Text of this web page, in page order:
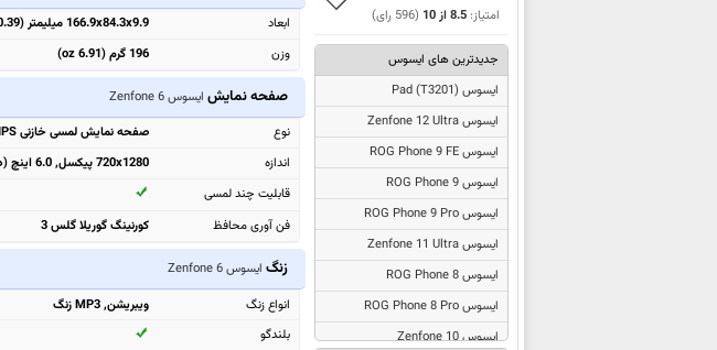
امتیاز:8.5از10
(
596 رای)
جدیدترین های ایسوس
ایسوس Pad (T3201)
ایسوس Zenfone 12 Ultra
ایسوس ROG Phone 9 FE
ایسوس ROG Phone 9
ایسوس ROG Phone 9 Pro
ایسوس Zenfone 11 Ultra
ایسوس ROG Phone 8
ایسوس ROG Phone 8 Pro
ایسوس Zenfone 10
ابعاد
166.9x84.3x9.9 میلیمتر (6.57x3.32x0.39 اینچ)
وزن
196 گرم (6.91 oz)
صفحه نمایش ایسوس Zenfone 6
نوع
صفحه نمایش لمسی خازنی IPS, با 16 میلیون رنگ
اندازه
720x1280 پیکسل, 6.0 اینچ (در حدود 245 پیکسل در هر اینچ)
قابلیت چند لمسی
فن آوری محافظ
کورنینگ گوریلا گلس 3
زنگ ایسوس Zenfone 6
انواع زنگ
ویبریشن, MP3 زنگ
بلندگو